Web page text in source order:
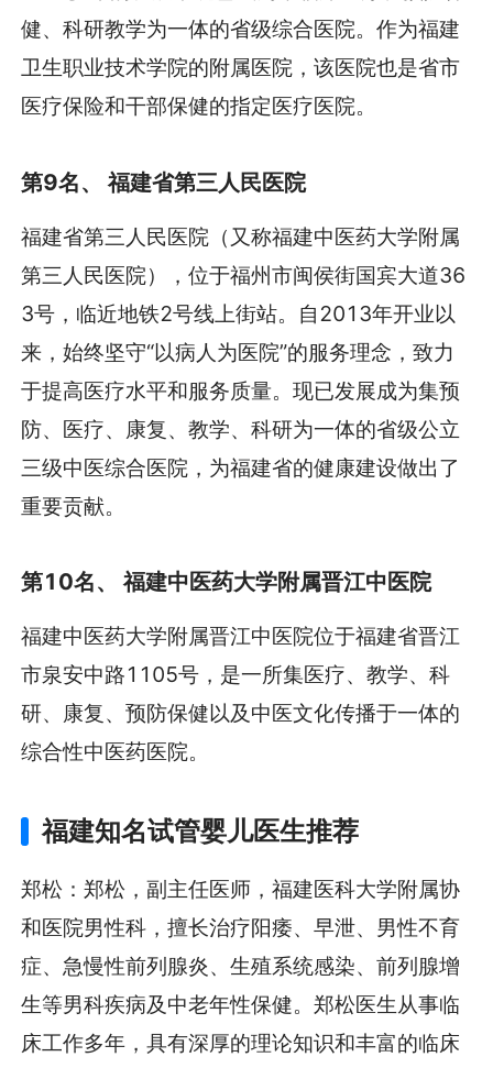
健、科研教学为一体的省级综合医院。作为福建
卫生职业技术学院的附属医院，该医院也是省市
医疗保险和干部保健的指定医疗医院。
第9名、 福建省第三人民医院
福建省第三人民医院（又称福建中医药大学附属
第三人民医院），位于福州市闽侯街国宾大道36
3号，临近地铁2号线上街站。自2013年开业以
来，始终坚守“以病人为医院”的服务理念，致力
于提高医疗水平和服务质量。现已发展成为集预
防、医疗、康复、教学、科研为一体的省级公立
三级中医综合医院，为福建省的健康建设做出了
重要贡献。
第10名、 福建中医药大学附属晋江中医院
福建中医药大学附属晋江中医院位于福建省晋江
市泉安中路1105号，是一所集医疗、教学、科
研、康复、预防保健以及中医文化传播于一体的
综合性中医药医院。
福建知名试管婴儿医生推荐
郑松：郑松，副主任医师，福建医科大学附属协
和医院男性科，擅长治疗阳痿、早泄、男性不育
症、急慢性前列腺炎、生殖系统感染、前列腺增
生等男科疾病及中老年性保健。郑松医生从事临
床工作多年，具有深厚的理论知识和丰富的临床